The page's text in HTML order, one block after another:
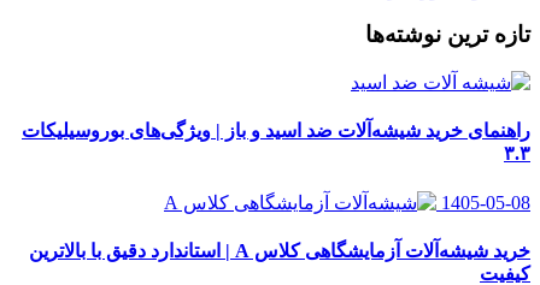
تازه ترین نوشته‌ها
راهنمای خرید شیشه‌آلات ضد اسید و باز | ویژگی‌های بوروسیلیکات
۳.۳
1405-05-08
خرید شیشه‌آلات آزمایشگاهی کلاس A | استاندارد دقیق با بالاترین
کیفیت